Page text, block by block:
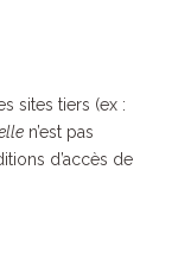
sites tiers (ex :
n’est pas
d’accès de